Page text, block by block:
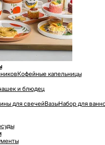
Кофейные капельницы
и блюдец
для свечейВазыНабор для